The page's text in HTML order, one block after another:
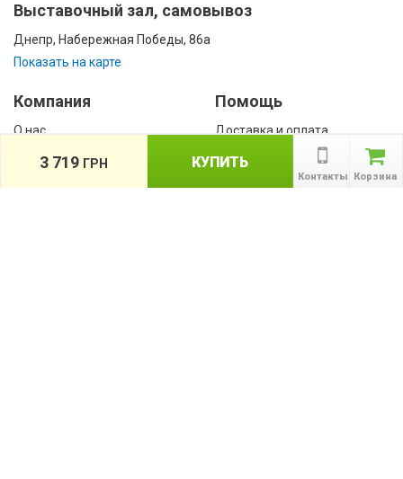
Выставочный зал, самовывоз
Днепр, Набережная Победы, 86а
Показать на карте
Компания
О нас
Помощь
Доставка и оплата
Корзина
Контакты
КУПИТЬ
3 719 ГРН